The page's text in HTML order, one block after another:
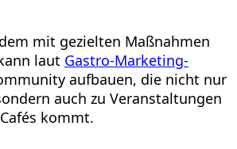
mit gezielten Maßnahmen
laut Gastro-Marketing-
aufbauen, die nicht nur
auch zu Veranstaltungen
kommt.